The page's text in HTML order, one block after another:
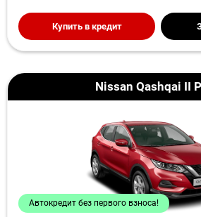
Купить в кредит
Nissan Qashqai II
Автокредит без первого взноса!